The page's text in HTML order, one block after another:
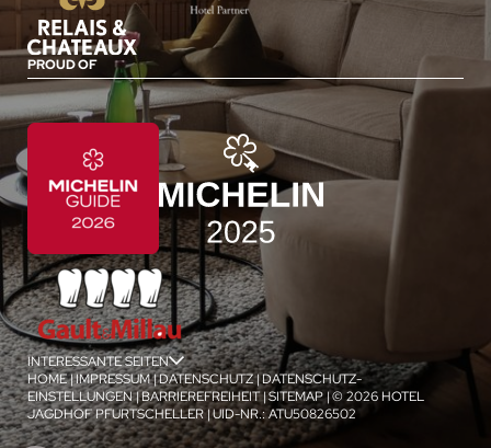
jSPA
PROUD OF
INTERESSANTE SEITEN
HOME|IMPRESSUM|DATENSCHUTZ|DATENSCHUTZ-
EINSTELLUNGEN|BARRIEREFREIHEIT|SITEMAP|© 2026 HOTEL
JAGDHOF PFURTSCHELLER|UID-NR.: ATU50826502